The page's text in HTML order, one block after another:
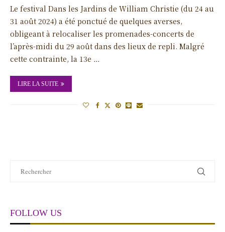
Le festival Dans les Jardins de William Christie (du 24 au
31 août 2024) a été ponctué de quelques averses,
obligeant à relocaliser les promenades-concerts de
l’après-midi du 29 août dans des lieux de repli. Malgré
cette contrainte, la 13e …
LIRE LA SUITE
FOLLOW US